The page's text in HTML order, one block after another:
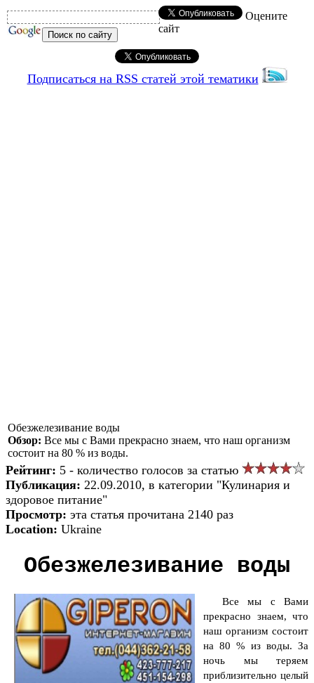
Оцените
сайт
Подписаться на RSS статей этой тематики
Обезжелезивание воды
Обзор: Все мы с Вами прекрасно знаем, что наш организм
состоит на 80 % из воды.
Рейтинг: 5 - количество голосов за статью
Публикация: 22.09.2010, в категории "Кулинария и
здоровое питание"
Просмотр: эта статья прочитана 2140 раз
Location: Ukraine
Обезжелезивание воды
Все мы с Вами
прекрасно знаем, что
наш организм состоит
на 80 % из воды. За
ночь мы теряем
приблизительно целый